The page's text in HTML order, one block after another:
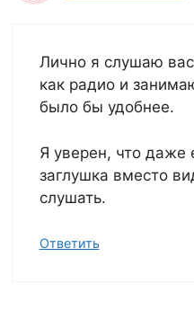
Лично я слушаю
как радио и
было бы удобнее.
Я уверен, что даже
заглушка вместо
слушать.
Ответить